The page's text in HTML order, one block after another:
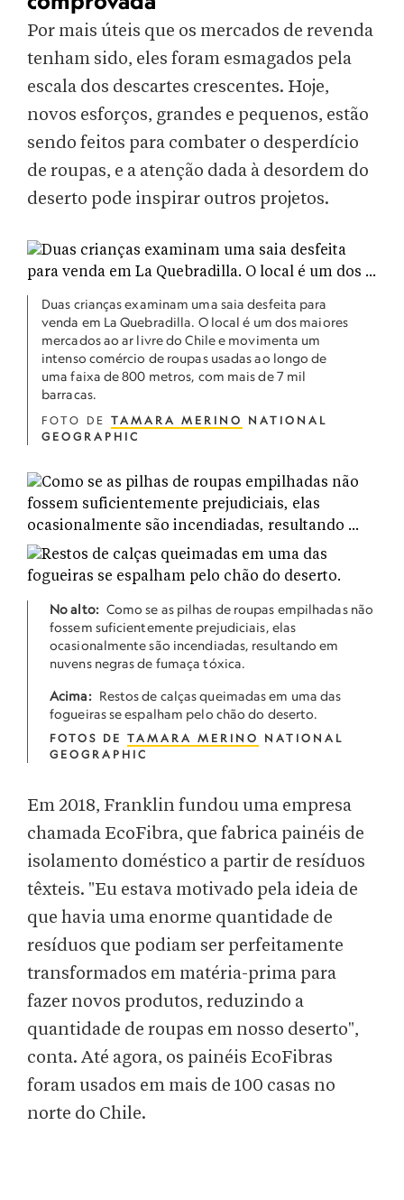
Por mais úteis que os mercados de revenda
tenham sido, eles foram esmagados pela
escala dos descartes crescentes. Hoje,
novos esforços, grandes e pequenos, estão
sendo feitos para combater o desperdício
de roupas, e a atenção dada à desordem do
deserto pode inspirar outros projetos.
Duas crianças examinam uma saia desfeita para
venda em La Quebradilla. O local é um dos maiores
mercados ao ar livre do Chile e movimenta um
intenso comércio de roupas usadas ao longo de
uma faixa de 800 metros, com mais de 7 mil
barracas.
FOTO DE TAMARA MERINO
NATIONAL
GEOGRAPHIC
No alto: Como se as pilhas de roupas empilhadas não
fossem suficientemente prejudiciais, elas
ocasionalmente são incendiadas, resultando em
nuvens negras de fumaça tóxica.
Acima: Restos de calças queimadas em uma das
fogueiras se espalham pelo chão do deserto.
FOTOS DE TAMARA MERINO
NATIONAL
GEOGRAPHIC
Em 2018, Franklin fundou uma empresa
chamada EcoFibra, que fabrica painéis de
isolamento doméstico a partir de resíduos
têxteis. "Eu estava motivado pela ideia de
que havia uma enorme quantidade de
resíduos que podiam ser perfeitamente
transformados em matéria-prima para
fazer novos produtos, reduzindo a
quantidade de roupas em nosso deserto",
conta. Até agora, os painéis EcoFibras
foram usados em mais de 100 casas no
norte do Chile.